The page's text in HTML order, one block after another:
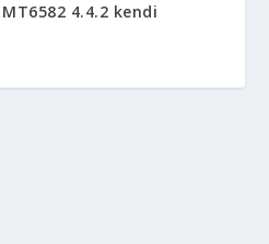
4.4.2 kendi